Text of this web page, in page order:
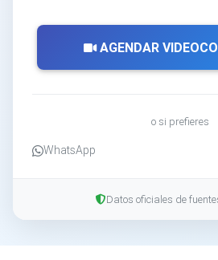
AGENDAR
o si prefieres
WhatsApp
Datos oficiales de